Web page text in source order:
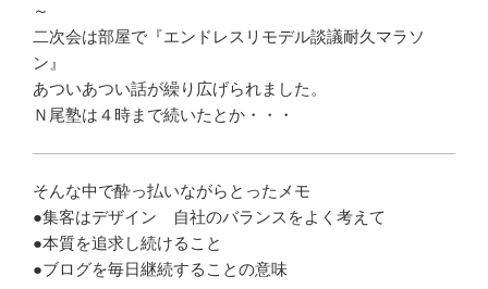
～
二次会は部屋で『エンドレスリモデル談議耐久マラソ
ン』
あついあつい話が繰り広げられました。
Ｎ尾塾は４時まで続いたとか・・・
そんな中で酔っ払いながらとったメモ
●集客はデザイン 自社のバランスをよく考えて
●本質を追求し続けること
●ブログを毎日継続することの意味